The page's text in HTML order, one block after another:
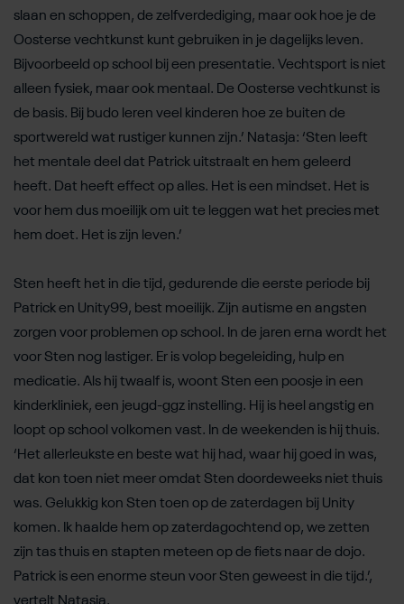
slaan en schoppen, de zelfverdediging, maar ook hoe je de
Oosterse vechtkunst kunt gebruiken in je dagelijks leven.
Bijvoorbeeld op school bij een presentatie. Vechtsport is niet
alleen fysiek, maar ook mentaal. De Oosterse vechtkunst is
de basis. Bij budo leren veel kinderen hoe ze buiten de
sportwereld wat rustiger kunnen zijn.’ Natasja: ‘Sten leeft
het mentale deel dat Patrick uitstraalt en hem geleerd
heeft. Dat heeft effect op alles. Het is een mindset. Het is
voor hem dus moeilijk om uit te leggen wat het precies met
hem doet. Het is zijn leven.’
Sten heeft het in die tijd, gedurende die eerste periode bij
Patrick en Unity99, best moeilijk. Zijn autisme en angsten
zorgen voor problemen op school. In de jaren erna wordt het
voor Sten nog lastiger. Er is volop begeleiding, hulp en
medicatie. Als hij twaalf is, woont Sten een poosje in een
kinderkliniek, een jeugd-ggz instelling. Hij is heel angstig en
loopt op school volkomen vast. In de weekenden is hij thuis.
‘Het allerleukste en beste wat hij had, waar hij goed in was,
dat kon toen niet meer omdat Sten doordeweeks niet thuis
was. Gelukkig kon Sten toen op de zaterdagen bij Unity
komen. Ik haalde hem op zaterdagochtend op, we zetten
zijn tas thuis en stapten meteen op de fiets naar de dojo.
Patrick is een enorme steun voor Sten geweest in die tijd.’,